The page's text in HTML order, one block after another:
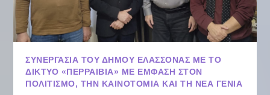
ΣΥΝΕΡΓΑΣΊΑ ΤΟΥ ΔΉΜΟΥ ΕΛΑΣΣΌΝΑΣ ΜΕ ΤΟ
ΔΊΚΤΥΟ «ΠΕΡΡΑΙΒΊΑ» ΜΕ ΈΜΦΑΣΗ ΣΤΟΝ
ΠΟΛΙΤΙΣΜΌ, ΤΗΝ ΚΑΙΝΟΤΟΜΊΑ ΚΑΙ ΤΗ ΝΈΑ ΓΕΝΙΆ